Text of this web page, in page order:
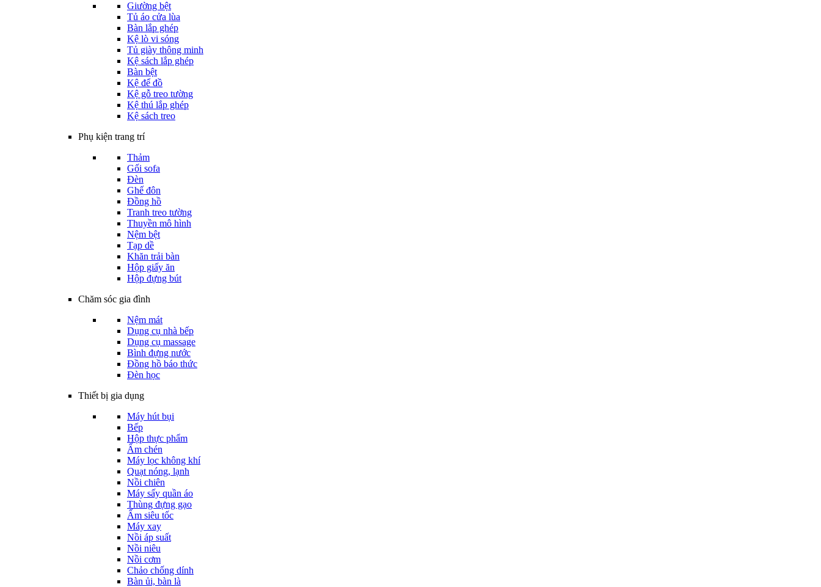
Giường bệt
Tủ áo cửa lùa
Bàn lắp ghép
Kệ lò vi sóng
Tủ giày thông minh
Kệ sách lắp ghép
Bàn bệt
Kệ để đồ
Kệ gỗ treo tường
Kệ thú lắp ghép
Kệ sách treo
Phụ kiện trang trí
Thảm
Gối sofa
Đèn
Ghế đôn
Đồng hồ
Tranh treo tường
Thuyền mô hình
Nệm bệt
Tạp dề
Khăn trải bàn
Hộp giấy ăn
Hộp đựng bút
Chăm sóc gia đình
Nệm mát
Dụng cụ nhà bếp
Dụng cụ massage
Bình đựng nước
Đồng hồ báo thức
Đèn học
Thiết bị gia dụng
Máy hút bụi
Bếp
Hộp thực phẩm
Ấm chén
Máy lọc không khí
Quạt nóng, lạnh
Nồi chiên
Máy sấy quần áo
Thùng đựng gạo
Ấm siêu tốc
Máy xay
Nồi áp suất
Nồi niêu
Nồi cơm
Chảo chống dính
Bàn ủi, bàn là